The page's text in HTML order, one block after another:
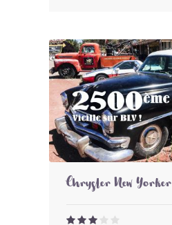
Chrysler New Yorker